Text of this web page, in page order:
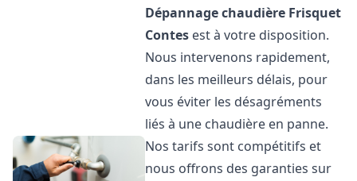
Dépannage chaudière Frisquet
Contes est à votre disposition.
Nous intervenons rapidement,
dans les meilleurs délais, pour
vous éviter les désagréments
liés à une chaudière en panne.
Nos tarifs sont compétitifs et
nous offrons des garanties sur